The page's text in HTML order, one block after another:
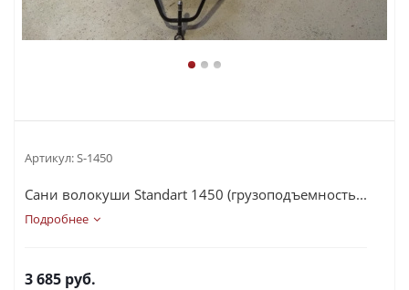
Артикул:S-1450
Сани волокуши Standart 1450 (грузоподъемность...
Подробнее
3 685 руб.